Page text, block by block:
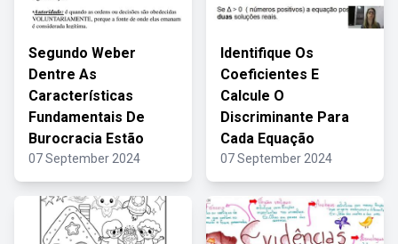
Segundo Weber
Dentre As
Características
Fundamentais De
Burocracia Estão
07 September 2024
Identifique Os
Coeficientes E
Calcule O
Discriminante Para
Cada Equação
07 September 2024